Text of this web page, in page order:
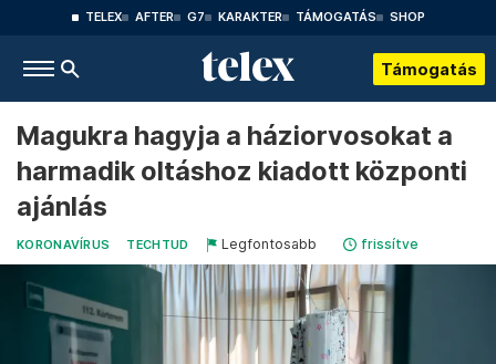
TELEX AFTER G7 KARAKTER TÁMOGATÁS SHOP
Támogatás
Magukra hagyja a háziorvosokat a
harmadik oltáshoz kiadott központi
ajánlás
KORONAVÍRUS TECHTUD Legfontosabb frissítve